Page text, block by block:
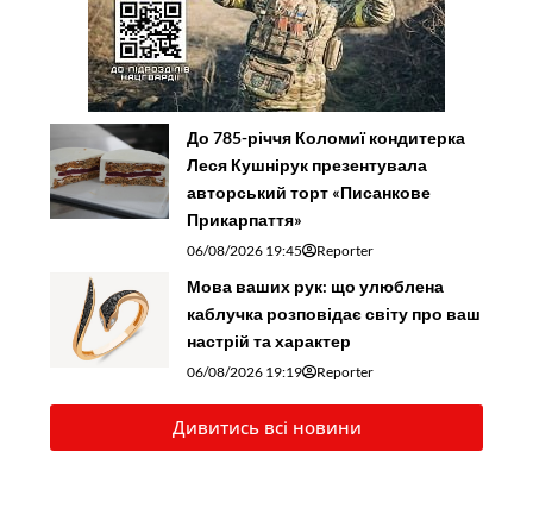
До 785-річчя Коломиї кондитерка
Леся Кушнірук презентувала
авторський торт «Писанкове
Прикарпаття»
06/08/2026 19:45 Reporter
Мова ваших рук: що улюблена
каблучка розповідає світу про ваш
настрій та характер
06/08/2026 19:19 Reporter
Дивитись всі новини